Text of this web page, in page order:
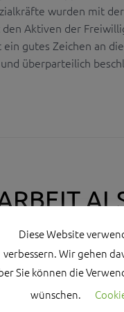
wurden mit
Aktiven der
ein gutes Zeichen an
überparteilich
hat gestern auf
sgesetz
Diese Website
verbessern. Wir gehen
Sie können die
wünschen.